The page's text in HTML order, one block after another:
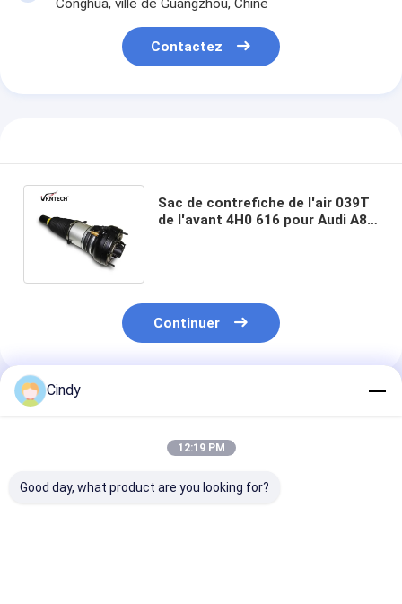
Contactez
Sac de contrefiche de l'air 039T
de l'avant 4H0 616 pour Audi A8
Continuer
Produits Recommandés
Cindy
12:19 PM
Good day, what product are you looking for?